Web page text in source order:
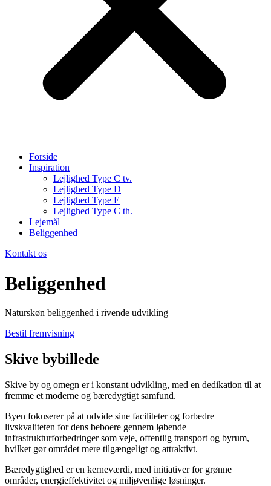
Forside
Inspiration
Lejlighed Type C tv.
Lejlighed Type D
Lejlighed Type E
Lejlighed Type C th.
Lejemål
Beliggenhed
Kontakt os
Beliggenhed
Naturskøn beliggenhed i rivende udvikling
Bestil fremvisning
Skive bybillede
Skive by og omegn er i konstant udvikling, med en dedikation til at
fremme et moderne og bæredygtigt samfund.
Byen fokuserer på at udvide sine faciliteter og forbedre
livskvaliteten for dens beboere gennem løbende
infrastrukturforbedringer som veje, offentlig transport og byrum,
hvilket gør området mere tilgængeligt og attraktivt.
Bæredygtighed er en kerneværdi, med initiativer for grønne
områder, energieffektivitet og miljøvenlige løsninger.